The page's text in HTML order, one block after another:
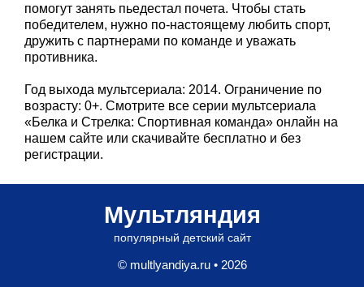
помогут занять пьедестал почета. Чтобы стать
победителем, нужно по-настоящему любить спорт,
дружить с партнерами по команде и уважать
противника.
Год выхода мультсериала: 2014. Ограничение по
возрасту: 0+. Смотрите все серии мультсериала
«Белка и Стрелка: Спортивная команда» онлайн на
нашем сайте или скачивайте бесплатно и без
регистрации.
Мультляндия
популярный детский сайт
© multlyandiya.ru • 2026